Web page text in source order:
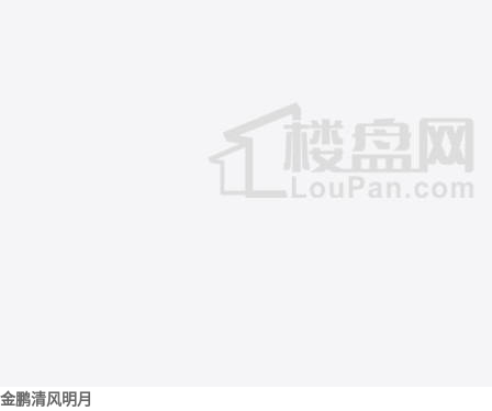
金鹏清风明月